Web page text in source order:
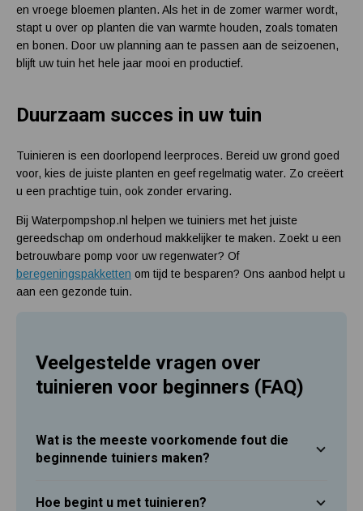
en vroege bloemen planten. Als het in de zomer warmer wordt,
stapt u over op planten die van warmte houden, zoals tomaten
en bonen. Door uw planning aan te passen aan de seizoenen,
blijft uw tuin het hele jaar mooi en productief.
Duurzaam succes in uw tuin
Tuinieren is een doorlopend leerproces. Bereid uw grond goed
voor, kies de juiste planten en geef regelmatig water. Zo creëert
u een prachtige tuin, ook zonder ervaring.
Bij Waterpompshop.nl helpen we tuiniers met het juiste
gereedschap om onderhoud makkelijker te maken. Zoekt u een
betrouwbare pomp voor uw regenwater? Of
beregeningspakketten om tijd te besparen? Ons aanbod helpt u
aan een gezonde tuin.
Veelgestelde vragen over
tuinieren voor beginners (FAQ)
Wat is the meeste voorkomende fout die
beginnende tuiniers maken?
Hoe begint u met tuinieren?